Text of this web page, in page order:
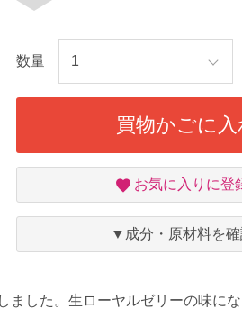
数量
買物かごに入
お
入
り
お気に入りに登
▼成分・原材料を確
した。生ローヤルゼリーの味にな